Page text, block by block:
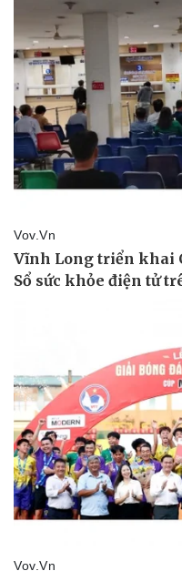
Pháp luật
Tư vấn luật